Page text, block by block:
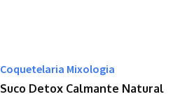
Coquetelaria Mixologia
Suco Detox Calmante Natural